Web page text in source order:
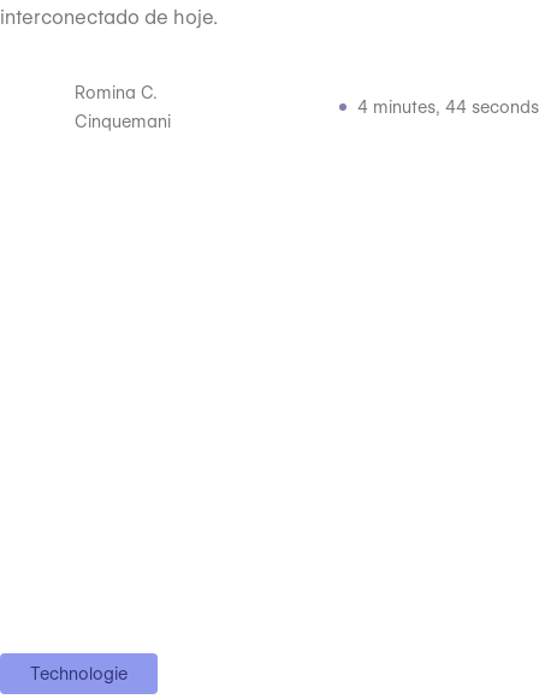
interconectado de hoje.
Romina C.
Cinquemani
4 minutes, 44 seconds
Technologie